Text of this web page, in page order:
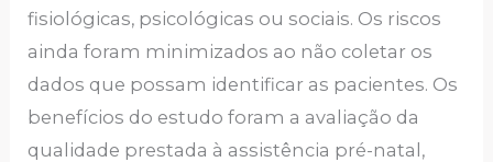
fisiológicas, psicológicas ou sociais. Os riscos
ainda foram minimizados ao não coletar os
dados que possam identificar as pacientes. Os
benefícios do estudo foram a avaliação da
qualidade prestada à assistência pré-natal,